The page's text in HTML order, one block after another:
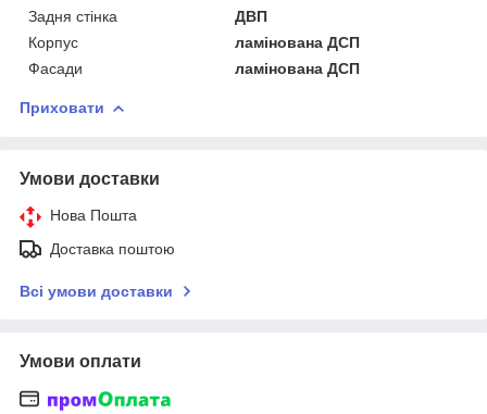
Задня стінка
ДВП
Корпус
ламінована ДСП
Фасади
ламінована ДСП
Приховати
Умови доставки
Нова Пошта
Доставка поштою
Всі умови доставки
Умови оплати